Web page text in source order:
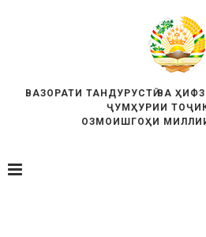
ВАЗОРАТИ ТАНДУРУСТӢ ВА
ҶУМҲУРИИ
ОЗМОИШГОҲИ МИЛЛИИ